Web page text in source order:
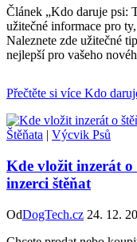
Článek „Kdo daruje psi:
užitečné informace pro
Naleznete zde užitečné
nejlepší pro vašeho
Přečtěte si více Kdo
Štěňata | Výcvik Psů
Kde vložit inzerát o
inzerci štěňat
OdDogTech.cz 24. 12.